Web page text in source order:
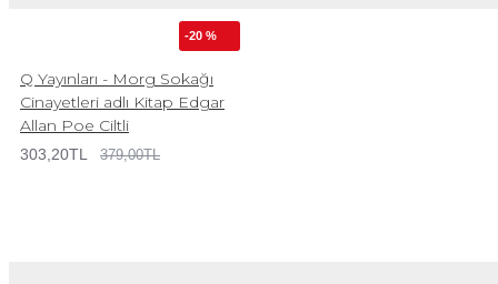
-20 %
Q Yayınları - Morg Sokağı
Cinayetleri adlı Kitap Edgar
Allan Poe Ciltli
303,20TL 379,00TL